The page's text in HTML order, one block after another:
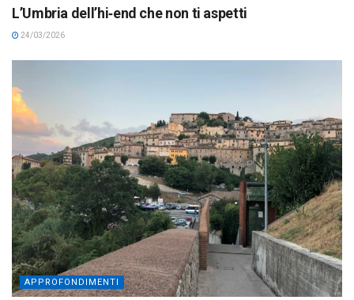
L’Umbria dell’hi‑end che non ti aspetti
24/03/2026
APPROFONDIMENTI